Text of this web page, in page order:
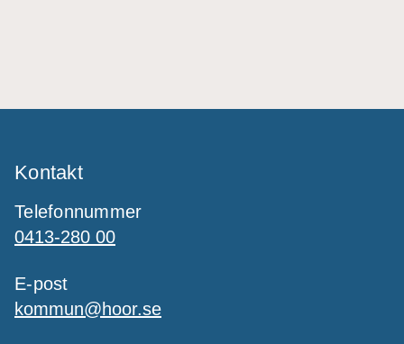
Kontakt
Telefonnummer
0413-280 00
E-post
kommun@hoor.se